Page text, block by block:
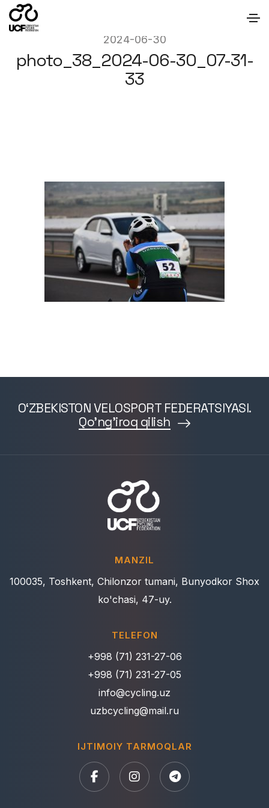
2024-06-30
photo_38_2024-06-30_07-31-
33
O‘ZBEKISTON VELOSPORT FEDERATSIYASI.
Qo'ng'iroq qilish
MANZIL
100035, Toshkent, Chilonzor tumani, Bunyodkor Shox
ko'chasi, 47-uy.
TELEFON
+998 (71) 231-27-06
+998 (71) 231-27-05
info@cycling.uz
uzbcycling@mail.ru
IJTIMOIY TARMOQLAR